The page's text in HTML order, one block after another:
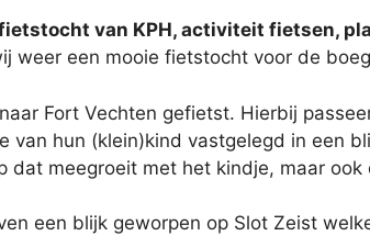
van KPH, activiteit fietsen,
weer een mooie fietstocht voor de
Fort Vechten gefietst. Hierbij
hun (klein)kind vastgelegd in een
dat meegroeit met het kindje, maar
een blijk geworpen op Slot Zeist